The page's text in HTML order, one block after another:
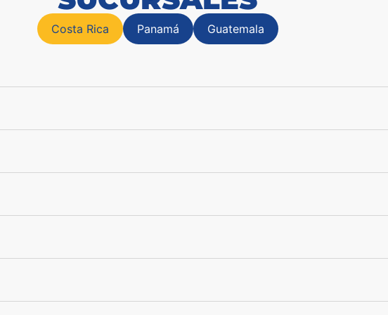
Costa Rica Panamá Guatemala